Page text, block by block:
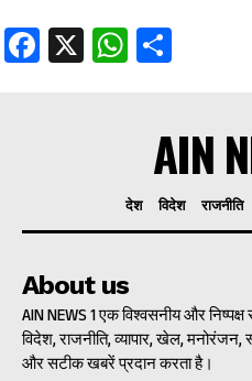
Facebook
X WhatsApp
AIN
देश विदेश राजनीति
About us
AIN NEWS 1 एक विश्वसनीय और
विदेश, राजनीति, व्यापार, खेल,
और सटीक खबरें प्रदान करता है।